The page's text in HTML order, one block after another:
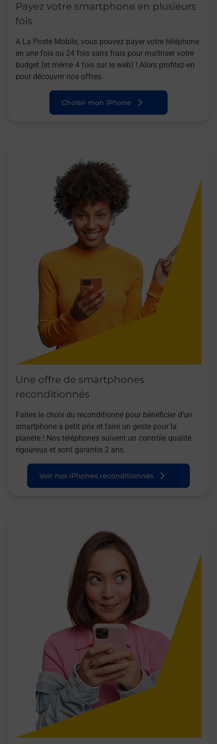
Payez votre smartphone en plusieurs
fois
A La Poste Mobile, vous pouvez payer votre téléphone
en une fois ou 24 fois sans frais pour maîtriser votre
budget (et même 4 fois sur le web) ! Alors profitez-en
pour découvrir nos offres.
Choisir mon iPhone
Une offre de smartphones
reconditionnés
Faites le choix du reconditionné pour bénéficier d’un
smartphone à petit prix et faire un geste pour la
planète ! Nos téléphones suivent un contrôle qualité
rigoureux et sont garantis 2 ans.
Voir nos iPhones reconditionnés